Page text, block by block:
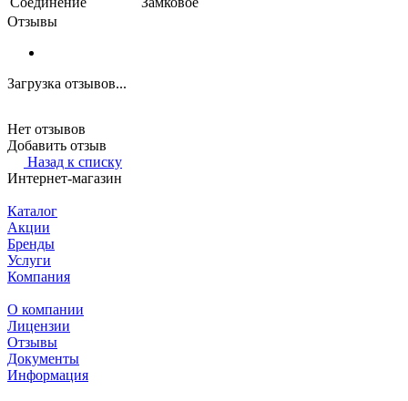
Отзывы
Загрузка отзывов...
Нет отзывов
Добавить отзыв
Назад к списку
Интернет-магазин
Каталог
Акции
Бренды
Услуги
Компания
О компании
Лицензии
Отзывы
Документы
Информация